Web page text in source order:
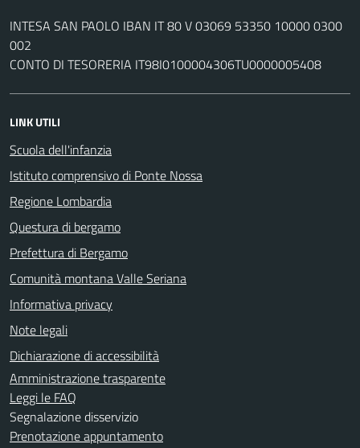
INTESA SAN PAOLO IBAN IT 80 V 03069 53350 10000 0300
002
CONTO DI TESORERIA IT98I0100004306TU0000005408
LINK UTILI
Scuola dell'infanzia
Istituto comprensivo di Ponte Nossa
Regione Lombardia
Questura di bergamo
Prefettura di Bergamo
Comunità montana Valle Seriana
Informativa privacy
Note legali
Dichiarazione di accessibilità
Amministrazione trasparente
Leggi le FAQ
Segnalazione disservizio
Prenotazione appuntamento